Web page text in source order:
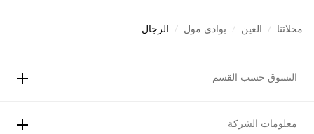
محلاتنا / العين / بوادي مول / الرجال
التسوق حسب القسم
معلومات الشركة